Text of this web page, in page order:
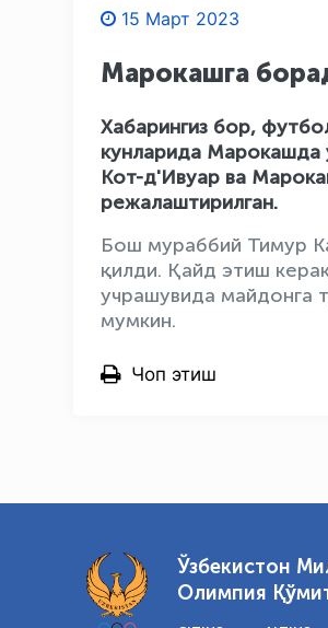
15 Март 2023
Марокашга
Хабарингиз бор,
кунларида Марокашда
Кот-д'Ивуар ва
режалаштирилган.
Бош мураббий Тимур
қилди. Қайд этиш
учрашувида майдонга
мумкин.
Чоп этиш
Ўзбекистон
Олимпия